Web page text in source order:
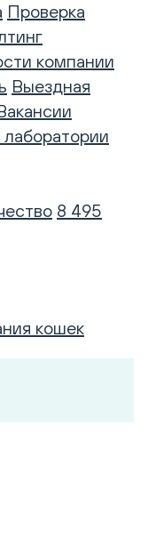
Проверка
компании
Выездная
8 495
кошек